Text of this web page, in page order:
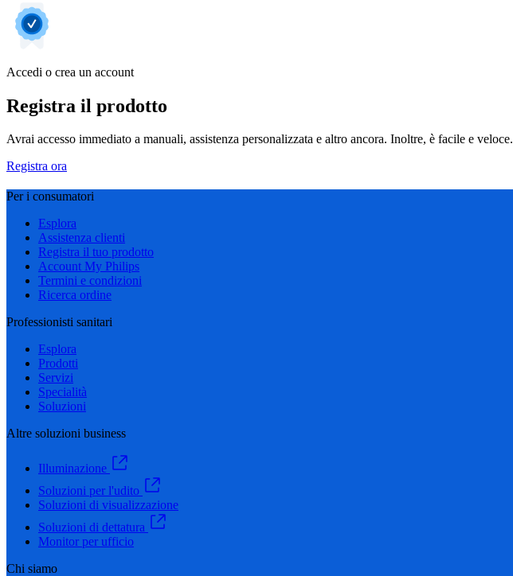
Accedi o crea un account
Registra il prodotto
Avrai accesso immediato a manuali, assistenza personalizzata e altro ancora. Inoltre, è facile e veloce.
Registra ora
Per i consumatori
Esplora
Assistenza clienti
Registra il tuo prodotto
Account My Philips
Termini e condizioni
Ricerca ordine
Professionisti sanitari
Esplora
Prodotti
Servizi
Specialità
Soluzioni
Altre soluzioni business
Illuminazione
Soluzioni per l'udito
Soluzioni di visualizzazione
Soluzioni di dettatura
Monitor per ufficio
Chi siamo